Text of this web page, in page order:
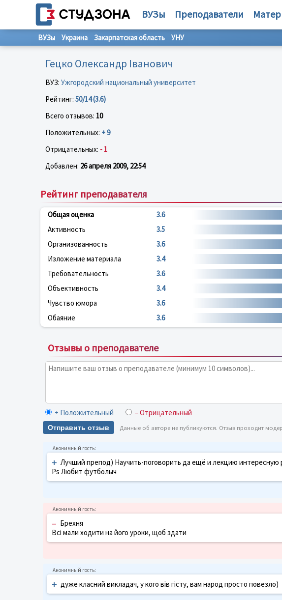
ВУЗы Преподаватели
ВУЗы Украина Закарпатская область УНУ
Гецко Олександр Іванович
ВУЗ: Ужгородский национальный университет
Рейтинг: 50/14 (3.6)
Всего отзывов: 10
Положительных: + 9
Отрицательных: - 1
Добавлен: 26 апреля 2009, 22:54
Рейтинг преподавателя
Общая оценка 3.6
Активность
3.5
Организованность
3.6
Изложение материала
3.4
Требовательность
3.6
Объективность
3.4
Чувство юмора
3.6
Обаяние
3.6
Отзывы о преподавателе
+ Положительный – Отрицательный
Отправить отзыв Данные об авторе не публикуются. Отзыв проходит
+ Лучший препод) Научить-поговорить да ещё и лекцию интересную
Ps Любит футболыч
– Брехня
Всі мали ходити на його уроки, щоб здати
+ дуже класний викладач, у кого вів гісту, вам народ просто повезло)